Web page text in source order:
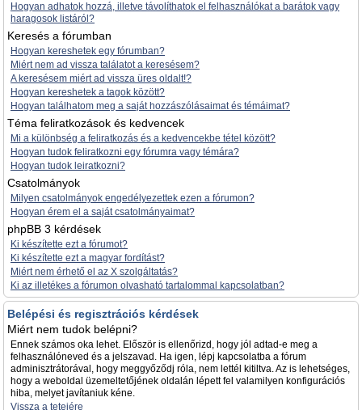
Hogyan adhatok hozzá, illetve távolíthatok el felhasználókat a barátok vagy
haragosok listáról?
Keresés a fórumban
Hogyan kereshetek egy fórumban?
Miért nem ad vissza találatot a keresésem?
A keresésem miért ad vissza üres oldalt!?
Hogyan kereshetek a tagok között?
Hogyan találhatom meg a saját hozzászólásaimat és témáimat?
Téma feliratkozások és kedvencek
Mi a különbség a feliratkozás és a kedvencekbe tétel között?
Hogyan tudok feliratkozni egy fórumra vagy témára?
Hogyan tudok leiratkozni?
Csatolmányok
Milyen csatolmányok engedélyezettek ezen a fórumon?
Hogyan érem el a saját csatolmányaimat?
phpBB 3 kérdések
Ki készítette ezt a fórumot?
Ki készítette ezt a magyar fordítást?
Miért nem érhető el az X szolgáltatás?
Ki az illetékes a fórumon olvasható tartalommal kapcsolatban?
Belépési és regisztrációs kérdések
Miért nem tudok belépni?
Ennek számos oka lehet. Először is ellenőrizd, hogy jól adtad-e meg a
felhasználóneved és a jelszavad. Ha igen, lépj kapcsolatba a fórum
adminisztrátorával, hogy meggyőződj róla, nem lettél kitiltva. Az is lehetséges,
hogy a weboldal üzemeltetőjének oldalán lépett fel valamilyen konfigurációs
hiba, melyet javítaniuk kéne.
Vissza a tetejére